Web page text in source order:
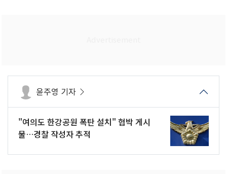
윤주영 기자
"여의도 한강공원 폭탄 설치" 협박 게시
물…경찰 작성자 추적